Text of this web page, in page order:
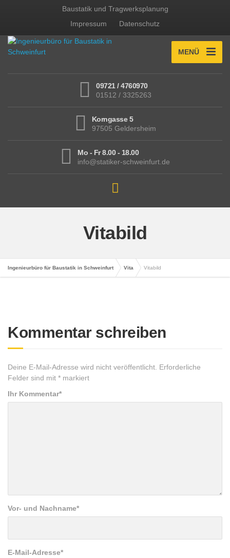
Baustatik und Tragwerksplanung
Impressum
Datenschutz
MENÜ
09721 / 4760970
01512 / 3325263
Korngasse 5
97505 Geldersheim
Mo - Fr 8.00 - 18.00
info@statiker-schweinfurt.de
Vitabild
Ingenieurbüro für Baustatik in Schweinfurt Vita Vitabild
Kommentar schreiben
Deine E-Mail-Adresse wird nicht veröffentlicht. Erforderliche
Felder sind mit * markiert
Ihr Kommentar*
Vor- und Nachname*
E-Mail-Adresse*